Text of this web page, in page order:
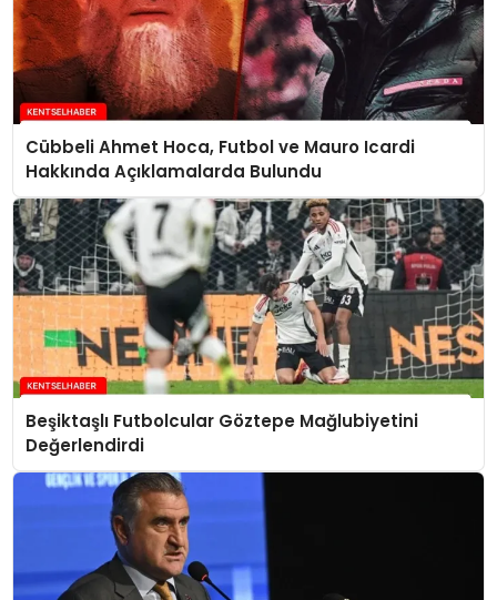
Cübbeli Ahmet Hoca, Futbol ve Mauro Icardi
Hakkında Açıklamalarda Bulundu
Beşiktaşlı Futbolcular Göztepe Mağlubiyetini
Değerlendirdi